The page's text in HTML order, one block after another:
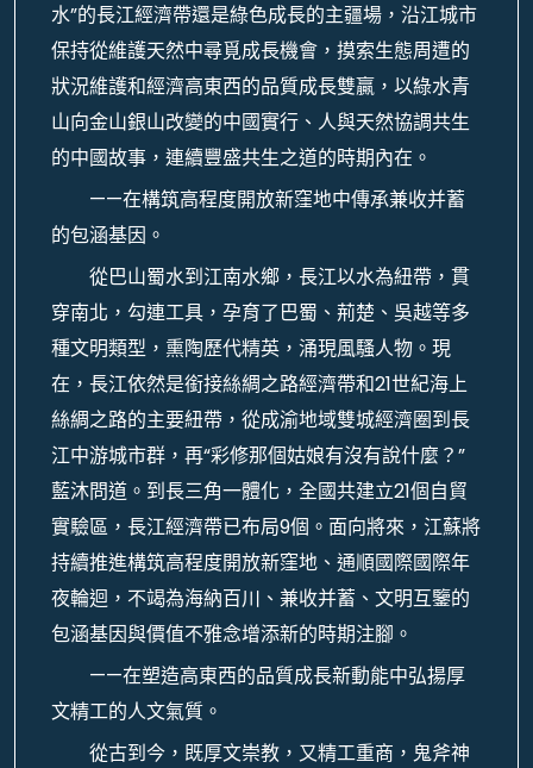
水”的長江經濟帶還是綠色成長的主疆場，沿江城市
保持從維護天然中尋覓成長機會，摸索生態周遭的
狀況維護和經濟高東西的品質成長雙贏，以綠水青
山向金山銀山改變的中國實行、人與天然協調共生
的中國故事，連續豐盛共生之道的時期內在。
——在構筑高程度開放新窪地中傳承兼收并蓄
的包涵基因。
從巴山蜀水到江南水鄉，長江以水為紐帶，貫
穿南北，勾連工具，孕育了巴蜀、荊楚、吳越等多
種文明類型，熏陶歷代精英，涌現風騷人物。現
在，長江依然是銜接絲綢之路經濟帶和21世紀海上
絲綢之路的主要紐帶，從成渝地域雙城經濟圈到長
江中游城市群，再“彩修那個姑娘有沒有說什麼？”
藍沐問道。到長三角一體化，全國共建立21個自貿
實驗區，長江經濟帶已布局9個。面向將來，江蘇將
持續推進構筑高程度開放新窪地、通順國際國際年
夜輪迴，不竭為海納百川、兼收并蓄、文明互鑒的
包涵基因與價值不雅念增添新的時期注腳。
——在塑造高東西的品質成長新動能中弘揚厚
文精工的人文氣質。
從古到今，既厚文崇教，又精工重商，鬼斧神